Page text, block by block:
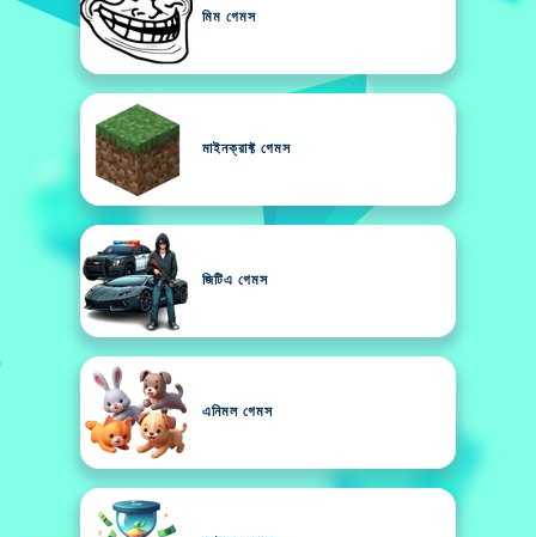
মিম গেমস
মাইনক্রাফ্ট গেমস
জিটিএ গেমস
এনিমল গেমস